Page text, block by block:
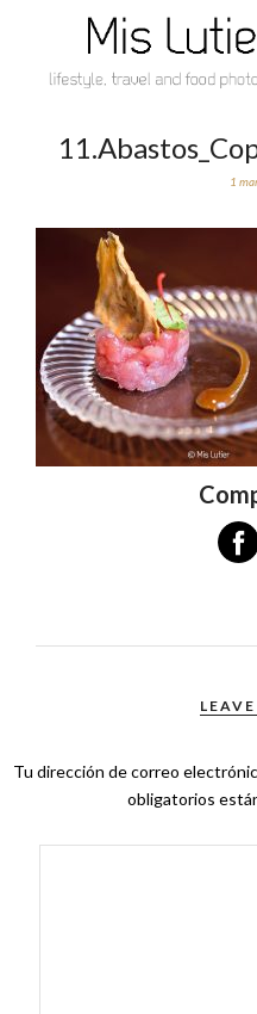
1
Tu dirección de correo
obligatorios